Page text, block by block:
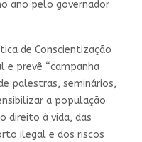
ano pelo governador
de Conscientização
e prevê “campanha
palestras, seminários,
a população
direito à vida, das
ilegal e dos riscos